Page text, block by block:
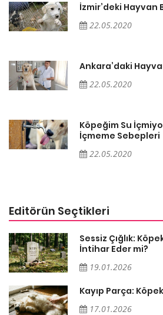
İzmir’deki Hayvan
22.05.2020
Ankara’daki
22.05.2020
Köpeğim Su
İçmeme Sebepleri
22.05.2020
Editörün Seçtikleri
Sessiz Çığlık:
İntihar Eder mi?
19.01.2026
Kayıp Parça:
17.01.2026